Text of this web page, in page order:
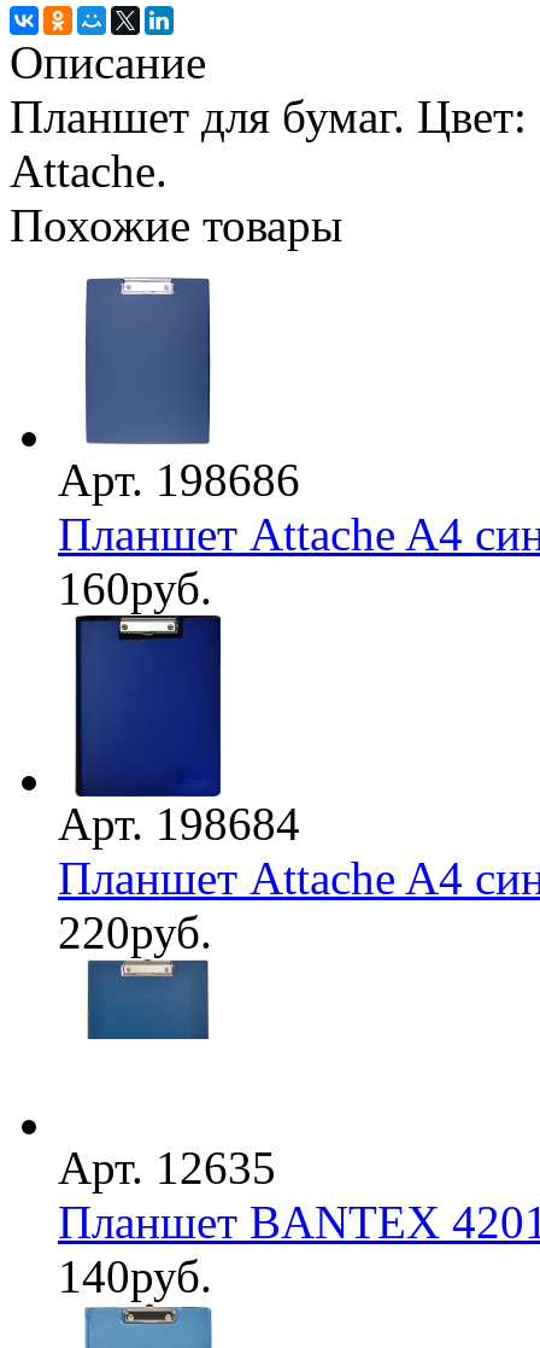
Описание
Планшет для бумаг.
Attache.
Похожие товары
Арт. 198686
Планшет Attache A4
160руб.
Арт. 198684
Планшет Attache A4
220руб.
Арт. 12635
Планшет BANTEX
140руб.